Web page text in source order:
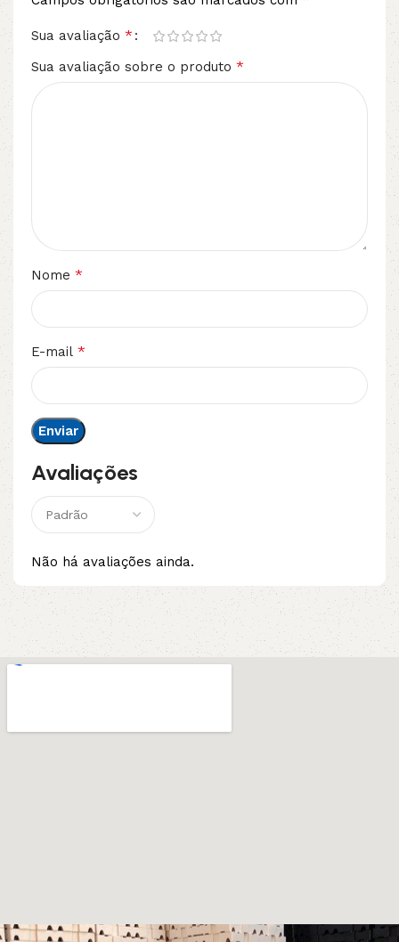
Avaliações
Não há avaliações ainda.
Sua avaliação *
Sua avaliação sobre o produto *
Nome *
E-mail *